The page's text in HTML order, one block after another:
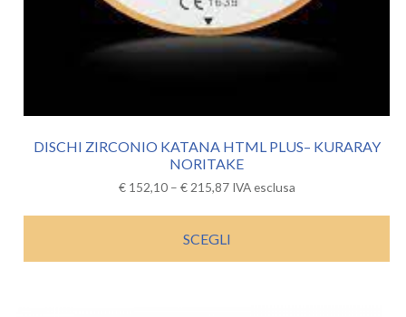
DISCHI ZIRCONIO KATANA HTML PLUS– KURARAY
NORITAKE
€152,10– €215,87 IVA esclusa
SCEGLI